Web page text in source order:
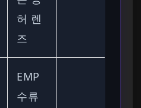
허 렌
즈
EMP
수류